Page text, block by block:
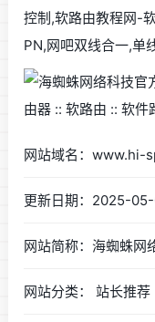
控制,软路由教程网-
PN,网吧双线合一,
网站域名：www.hi-
更新日期：2025-
网站分类： 站长推荐